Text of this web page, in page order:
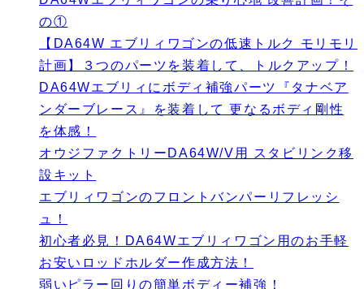
の①
【DA64W エブリィワゴンの低速トルク モリモリ
計画】３つのパーツを装着して、トルクアップ！
DA64Wエブリィにボディ補強パーツ『タナベア
ンダーブレース』を装着して 更なるボディ剛性
を体感！
オウジファクトリーDA64W/V用 スタビリンク移
設キット
エブリィワゴンのフロントバンパーリフレッシ
ュ！
初心者必見！DA64Wエブリィワゴン用のお手軽
お安いロッドホルダー作成方法！
弱いピラー回りの簡単ボディー補強！